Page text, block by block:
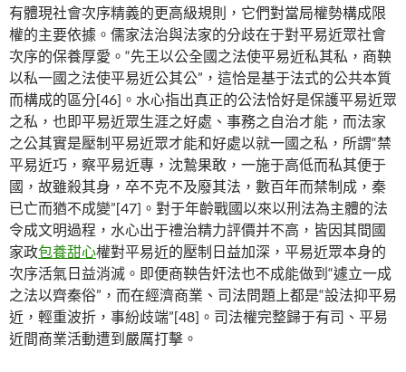
有體現社會次序精義的更高級規則，它們對當局權勢構成限
權的主要依據。儒家法治與法家的分歧在于對平易近眾社會
次序的保養厚愛。“先王以公全國之法使平易近私其私，商鞅
以私一國之法使平易近公其公”，這恰是基于法式的公共本質
而構成的區分[46]。水心指出真正的公法恰好是保護平易近眾
之私，也即平易近眾生涯之好處、事務之自治才能，而法家
之公其實是壓制平易近眾才能和好處以就一國之私，所謂“禁
平易近巧，察平易近專，沈鷙果敢，一施于高低而私其便于
國，故雖殺其身，卒不克不及廢其法，數百年而禁制成，秦
已亡而猶不成變”[47]。對于年齡戰國以來以刑法為主體的法
令成文明過程，水心出于禮治精力評價并不高，皆因其間國
家政包養甜心權對平易近的壓制日益加深，平易近眾本身的
次序活氣日益消滅。即便商鞅告奸法也不成能做到“遽立一成
之法以齊秦俗”，而在經濟商業、司法問題上都是“設法抑平易
近，輕重波折，事紛歧端”[48]。司法權完整歸于有司、平易
近間商業活動遭到嚴厲打擊。